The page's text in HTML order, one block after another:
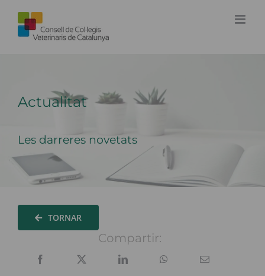
content
Actualitat
Les darreres novetats
TORNAR
Compartir: